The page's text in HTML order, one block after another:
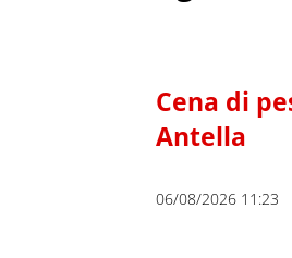
Cena di
Antella
06/08/2026 11:23